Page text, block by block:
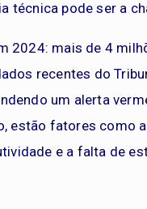
técnica pode ser a
2024: mais de 4
recentes do
um alerta
estão fatores como
e a falta de